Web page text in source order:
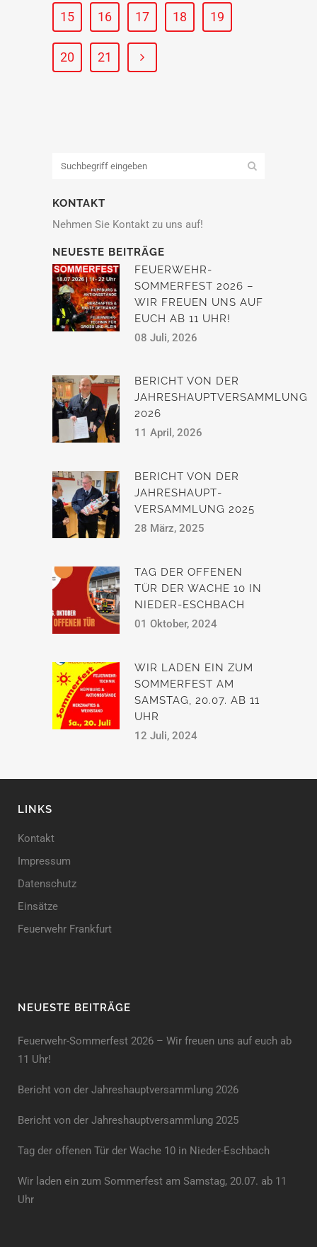
15 16 17 18 19
20 21
KONTAKT
Nehmen Sie Kontakt zu uns auf!
NEUESTE BEITRÄGE
FEUERWEHR-
SOMMERFEST 2026 –
WIR FREUEN UNS AUF
EUCH AB 11 UHR!
08 Juli, 2026
BERICHT VON DER
JAHRESHAUPTVERSAMMLUNG
2026
11 April, 2026
BERICHT VON DER
JAHRESHAUPT­
VERSAMMLUNG 2025
28 März, 2025
TAG DER OFFENEN
TÜR DER WACHE 10 IN
NIEDER-ESCHBACH
01 Oktober, 2024
WIR LADEN EIN ZUM
SOMMERFEST AM
SAMSTAG, 20.07. AB 11
UHR
12 Juli, 2024
LINKS
Kontakt
Impressum
Datenschutz
Einsätze
Feuerwehr Frankfurt
NEUESTE BEITRÄGE
Feuerwehr-Sommerfest 2026 – Wir freuen uns auf euch ab
11 Uhr!
Bericht von der Jahreshauptversammlung 2026
Bericht von der Jahreshaupt­versammlung 2025
Tag der offenen Tür der Wache 10 in Nieder-Eschbach
Wir laden ein zum Sommerfest am Samstag, 20.07. ab 11
Uhr